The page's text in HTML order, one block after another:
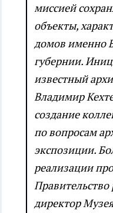
миссией
объекты,
домов именно
губернии.
известный
Владимир
создание
по вопросам
экспозиции.
реализации
Правительство
директор